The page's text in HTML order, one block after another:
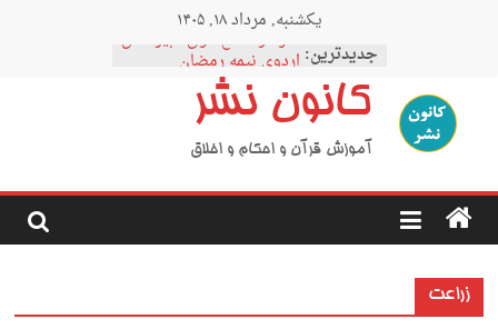
یکشنبه, مرداد ۱۸, ۱۴۰۵
جدیدترین:
نمودار مقطع فوق دبیرستان
اردوی نیمه رمضان
اردوی نیمه شعبان
اردوی غدیر
کانون نشر
آموزش قرآن و احکام و اخلاق
زراعت